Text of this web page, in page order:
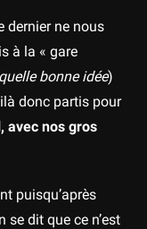
dernier ne nous
à la « gare
quelle bonne idée)
donc partis pour
avec nos gros
puisqu’après
se dit que ce n’est